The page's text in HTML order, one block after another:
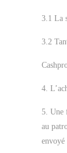
3.1 La
3.2
4.
5. Une
au
envoyé